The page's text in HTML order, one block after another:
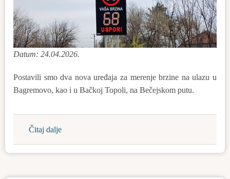
SILA
Datum: 24.04.2026.
Postavili smo dva nova uređaja za merenje brzine na ulazu u
Bagremovo, kao i u Bačkoj Topoli, na Bečejskom putu.
Čitaj dalje
Postavljeni
novi